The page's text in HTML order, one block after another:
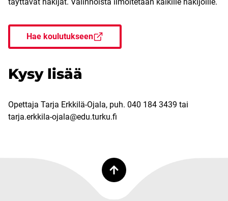
täyttävät hakijat. Valinnoista ilmoitetaan kaikille hakijoille.
Hae koulutukseen
Kysy lisää
Opettaja Tarja Erkkilä-Ojala, puh. 040 184 3439 tai
tarja.erkkila-ojala@edu.turku.fi